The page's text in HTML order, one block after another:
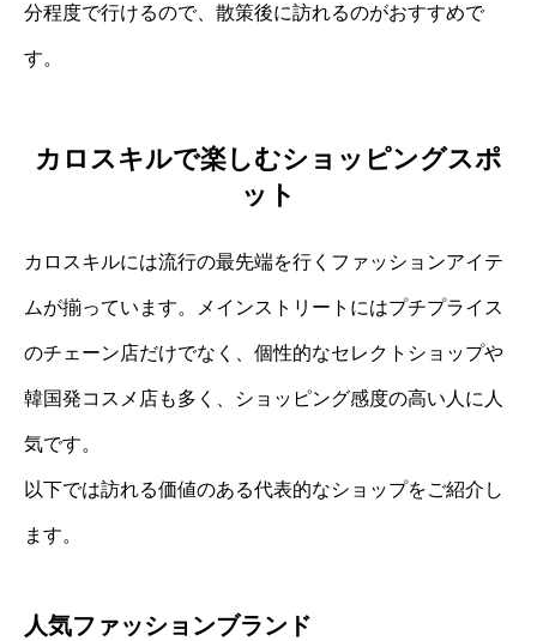
分程度で行けるので、散策後に訪れるのがおすすめで
す。
カロスキルで楽しむショッピングスポ
ット
カロスキルには流行の最先端を行くファッションアイテ
ムが揃っています。メインストリートにはプチプライス
のチェーン店だけでなく、個性的なセレクトショップや
韓国発コスメ店も多く、ショッピング感度の高い人に人
気です。
以下では訪れる価値のある代表的なショップをご紹介し
ます。
人気ファッションブランド